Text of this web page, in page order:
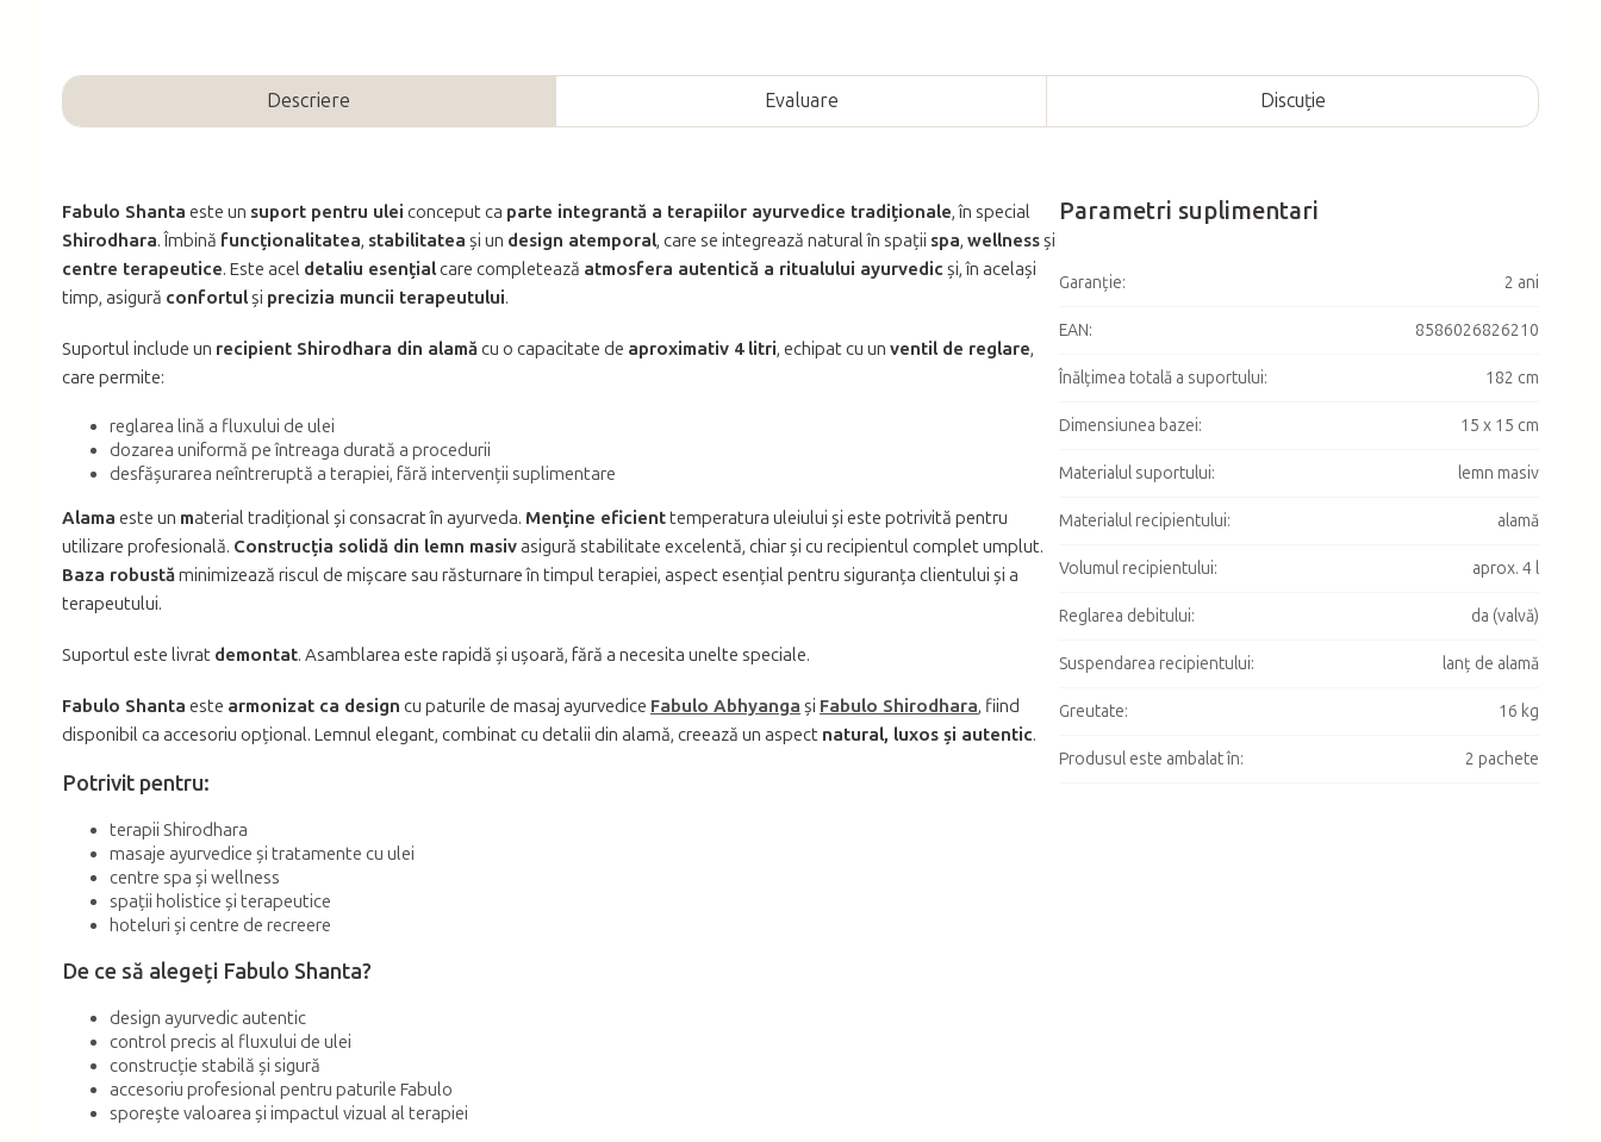
Descriere Evaluare Discuţie
Fabulo Shanta este un suport pentru ulei conceput ca parte integrantă a terapiilor ayurvedice tradiționale, în special
Shirodhara. Îmbină funcționalitatea, stabilitatea și un design atemporal, care se integrează natural în spații spa, wellnessși
centre terapeutice. Este acel detaliu esențialcare completează atmosfera autentică a ritualului ayurvedic și, în același
timp, asigură confortulși precizia muncii terapeutului.
Suportul include un recipient Shirodhara din alamăcu o capacitate de aproximativ 4 litri, echipat cu un ventil de reglare,
care permite:
reglarea lină a fluxului de ulei
dozarea uniformă pe întreaga durată a procedurii
desfășurarea neîntreruptă a terapiei, fără intervenții suplimentare
Alama este un material tradițional și consacrat în ayurveda. Menține eficienttemperatura uleiului și este potrivită pentru
utilizare profesională. Construcția solidă din lemn masivasigură stabilitate excelentă, chiar și cu recipientul complet umplut.
Baza robustăminimizează riscul de mișcare sau răsturnare în timpul terapiei, aspect esențial pentru siguranța clientului și a
terapeutului.
Suportul este livrat demontat. Asamblarea este rapidă și ușoară, fără a necesita unelte speciale.
Fabulo Shanta este armonizat ca design cu paturile de masaj ayurvedice Fabulo Abhyanga și Fabulo Shirodhara, fiind
disponibil ca accesoriu opțional. Lemnul elegant, combinat cu detalii din alamă, creează un aspect natural, luxos și autentic.
Potrivit pentru:
terapii Shirodhara
masaje ayurvedice și tratamente cu ulei
centre spa și wellness
spații holistice și terapeutice
hoteluri și centre de recreere
De ce să alegeți Fabulo Shanta?
design ayurvedic autentic
control precis al fluxului de ulei
construcție stabilă și sigură
accesoriu profesional pentru paturile Fabulo
sporește valoarea și impactul vizual al terapiei
Parametri suplimentari
Garanţie: 2 ani
EAN: 8586026826210
Înălțimea totală a suportului: 182 cm
Dimensiunea bazei: 15 x 15 cm
Materialul suportului: lemn masiv
Materialul recipientului: alamă
Volumul recipientului: aprox. 4 l
Reglarea debitului: da (valvă)
Suspendarea recipientului: lanț de alamă
Greutate: 16 kg
Produsul este ambalat în: 2 pachete